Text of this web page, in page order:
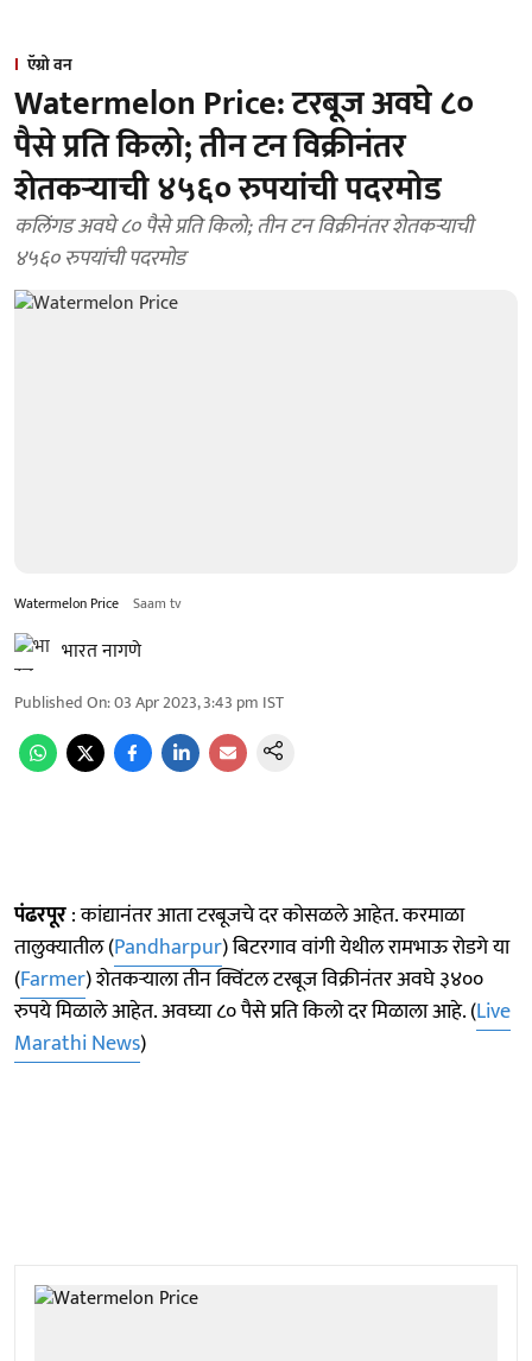
ऍग्रो वन
Watermelon Price: टरबूज अवघे ८०
पैसे प्रति किलो; तीन टन विक्रीनंतर
शेतकऱ्याची ४५६० रुपयांची पदरमोड
कलिंगड अवघे ८० पैसे प्रति किलो; तीन टन विक्रीनंतर शेतकऱ्याची
४५६० रुपयांची पदरमोड
Watermelon Price Saam tv
भारत नागणे
Published On:03 Apr 2023, 3:43 pm IST
पंढरपूर: कांद्यानंतर आता टरबूजचे दर कोसळले आहेत. करमाळा
तालुक्यातील (Pandharpur) बिटरगाव वांगी येथील रामभाऊ रोडगे या
(Farmer) शेतकऱ्याला तीन क्विंटल टरबूज विक्रीनंतर अवघे ३४००
रुपये मिळाले आहेत. अवघ्या ८० पैसे प्रति किलो दर मिळाला आहे. (Live
Marathi News)